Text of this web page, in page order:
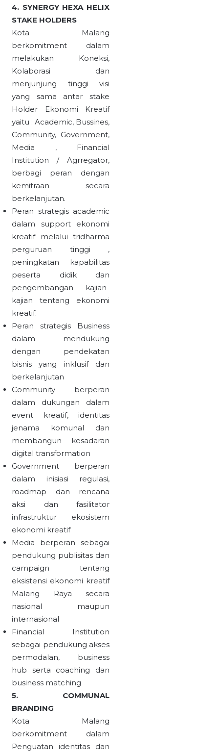
4. SYNERGY HEXA HELIX
STAKE HOLDERS
Kota Malang
berkomitment dalam
melakukan Koneksi,
Kolaborasi dan
menjunjung tinggi visi
yang sama antar stake
Holder Ekonomi Kreatif
yaitu : Academic, Bussines,
Community, Government,
Media , Financial
Institution / Agrregator,
berbagi peran dengan
kemitraan secara
berkelanjutan.
Peran strategis academic
dalam support ekonomi
kreatif melalui tridharma
perguruan tinggi ,
peningkatan kapabilitas
peserta didik dan
pengembangan kajian-
kajian tentang ekonomi
kreatif.
Peran strategis Business
dalam mendukung
dengan pendekatan
bisnis yang inklusif dan
berkelanjutan
Community berperan
dalam dukungan dalam
event kreatif, identitas
jenama komunal dan
membangun kesadaran
digital transformation
Government berperan
dalam inisiasi regulasi,
roadmap dan rencana
aksi dan fasilitator
infrastruktur ekosistem
ekonomi kreatif
Media berperan sebagai
pendukung publisitas dan
campaign tentang
eksistensi ekonomi kreatif
Malang Raya secara
nasional maupun
internasional
Financial Institution
sebagai pendukung akses
permodalan, business
hub serta coaching dan
business matching
5. COMMUNAL
BRANDING
Kota Malang
berkomitment dalam
Penguatan identitas dan